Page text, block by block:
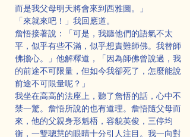
而是我父母明天將會來到西雅圖。」
「來就來吧！」我回應道。
詹悟接著說：「可是，我聽他們的語氣不太
平，似乎有些不滿，似乎想責難師佛。我替師
佛擔心。」他解釋道，「因為師佛曾說過，我
的前途不可限量，但如今我卻死了，怎麼能說
前途不可限量呢？」
我坐在高高的法座上，聽了詹悟的話，心中不
禁一驚。詹悟所說的也有道理。詹悟隨父母而
來，他的父親身形魁梧，容貌英俊，三停均
衡，一雙聰慧的眼睛十分引人注目。我一向對